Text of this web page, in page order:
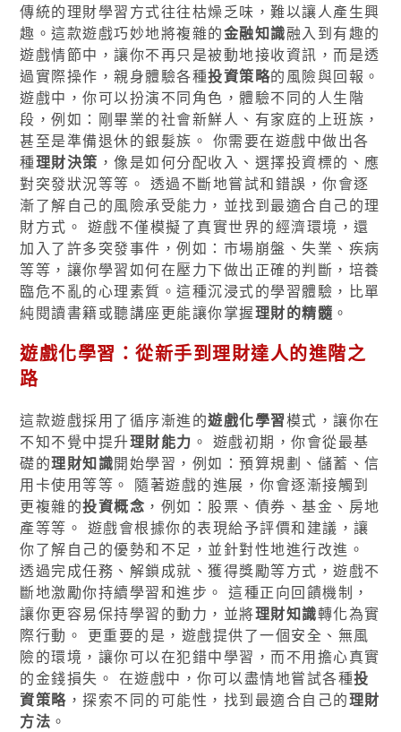
傳統的理財學習方式往往枯燥乏味，難以讓人產生興
趣。這款遊戲巧妙地將複雜的金融知識融入到有趣的
遊戲情節中，讓你不再只是被動地接收資訊，而是透
過實際操作，親身體驗各種投資策略的風險與回報。
遊戲中，你可以扮演不同角色，體驗不同的人生階
段，例如：剛畢業的社會新鮮人、有家庭的上班族，
甚至是準備退休的銀髮族。 你需要在遊戲中做出各
種理財決策 ，像是如何分配收入、選擇投資標的、應
對突發狀況等等。 透過不斷地嘗試和錯誤，你會逐
漸了解自己的風險承受能力，並找到最適合自己的理
財方式。 遊戲不僅模擬了真實世界的經濟環境，還
加入了許多突發事件，例如：市場崩盤、失業、疾病
等等，讓你學習如何在壓力下做出正確的判斷，培養
臨危不亂的心理素質。這種沉浸式的學習體驗，比單
純閱讀書籍或聽講座更能讓你掌握理財的精髓 。
遊戲化學習 ：從新手到理財達人的進階之
路
這款遊戲採用了循序漸進的遊戲化學習模式，讓你在
不知不覺中提升理財能力 。 遊戲初期，你會從最基
礎的理財知識開始學習，例如：預算規劃、儲蓄、信
用卡使用等等。 隨著遊戲的進展，你會逐漸接觸到
更複雜的投資概念 ，例如：股票、債券、基金、房地
產等等。 遊戲會根據你的表現給予評價和建議，讓
你了解自己的優勢和不足，並針對性地進行改進。
透過完成任務、解鎖成就、獲得獎勵等方式，遊戲不
斷地激勵你持續學習和進步。 這種正向回饋機制，
讓你更容易保持學習的動力，並將理財知識轉化為實
際行動。 更重要的是，遊戲提供了一個安全、無風
險的環境，讓你可以在犯錯中學習，而不用擔心真實
的金錢損失。 在遊戲中，你可以盡情地嘗試各種投
資策略 ，探索不同的可能性，找到最適合自己的理財
方法 。